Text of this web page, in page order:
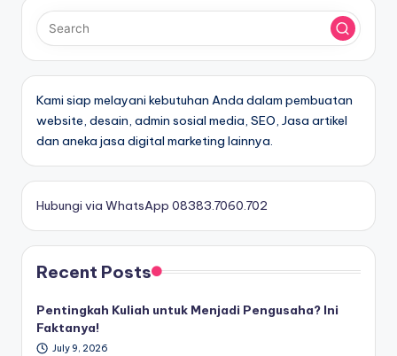
Kami siap melayani kebutuhan Anda dalam pembuatan
website, desain, admin sosial media, SEO, Jasa artikel
dan aneka jasa digital marketing lainnya.
Hubungi via WhatsApp 08383.7060.702
Recent Posts
Pentingkah Kuliah untuk Menjadi Pengusaha? Ini
Faktanya!
July 9, 2026